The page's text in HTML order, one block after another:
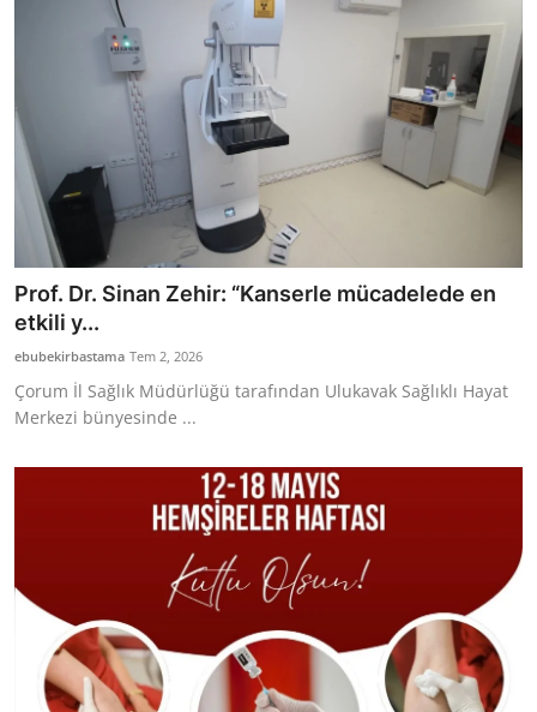
Siyasi Partiler
Toplum ve Yaşam
Sivil Toplum Kuruluşları
Kamu Kurumları ve Üst Kurullar
Resmi Reklamlar
Prof. Dr. Sinan Zehir: “Kanserle mücadelede en
etkili y...
ebubekirbastama Tem 2, 2026
Çorum İl Sağlık Müdürlüğü tarafından Ulukavak Sağlıklı Hayat
Merkezi bünyesinde ...